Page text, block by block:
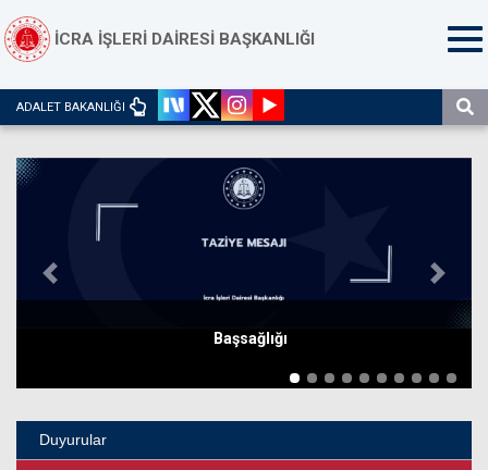
İCRA İŞLERİ DAİRESİ BAŞKANLIĞI
ADALET BAKANLIĞI
Başsağlığı
Previous Next
Duyurular